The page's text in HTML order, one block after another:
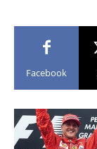
Facebook